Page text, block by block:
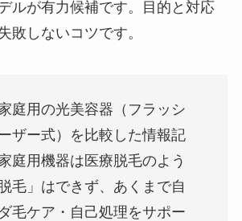
ルが有力候補です。目的と対応
敗しないコツです。
庭用の光美容器（フラッシ
ザー式）を比較した情報記
庭用機器は医療脱毛のよう
毛」はできず、あくまで自
毛ケア・自己処理をサポー